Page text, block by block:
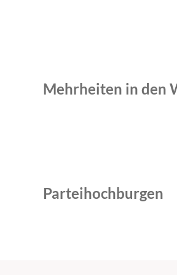
Mehrheiten in den
Parteihochburgen